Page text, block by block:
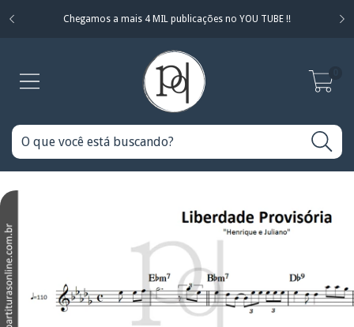
Chegamos a mais 4 MIL publicações no YOU TUBE !!